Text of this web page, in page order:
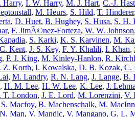
Harry, I. W. Harry, M. J. Hart, C.-J.
, M. Heurs, S. Hild, T. Hinderer,
, D. Huet, B. Hughey, S. Husa, S. H.
, F. JimÃ©nez-Forteza, W. W. Johnson,
, S. Karki, K. S. Karvinen, M.
C. Kent, J. S. Key, F. Y. Khalili, I. Khan,
, P. J. King, M. Kinley-Hanlon, R.
Z. Korth, I. Kowalska, D. B. Kozak, C.
, M. Landry, R. N. Lang, J. Lange, B.
, H. M. Lee, H. W. Lee, K. Lee, J.
T. London, J. E. Lord, M. Lorenzini, V.
S. Macfoy, B. Machenschalk, M.
N. Man, V. Mandic, V. Mangano, G. L.